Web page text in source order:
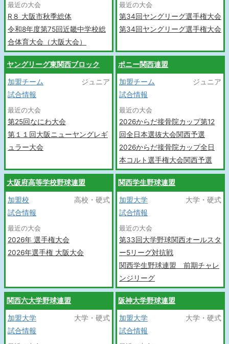
最近の大会
R８ 大阪市秋季総体
令和8年度第75回近畿中学校総
合体育大会（大阪大会）
最近の大会
第34回ヤングリーグ選手権大会
第34回ヤングリーグ選手権大会
ヤングリーグ東関西ブロック
加盟チーム
ジュニア
試合情報
最近の大会
第25回なにわ大会
第１１回大阪ニューヤングレギ
ュラー大会
ポニー関西連盟
加盟チーム
ジュニア
試合情報
最近の大会
2026からだ接骨院カップ第12
回全日本選抜大会関西予選
2026からだ接骨院カップ全日
本コルト選手権大会関西予選
大阪府高等学校野球連盟
加盟校
高校・硬式
試合情報
最近の大会
2026年 選手権大会
2026年選手権 大阪大会
関西学生野球連盟
加盟大学
大学・硬式
試合情報
最近の大会
第33回大学野球関西オールスタ
ー5リーグ対抗戦
関西学生野球連盟 前期チャレ
ンジリーグ
関西六大学野球連盟
加盟大学
大学・硬式
試合情報
阪神大学野球連盟
加盟大学
大学・硬式
試合情報